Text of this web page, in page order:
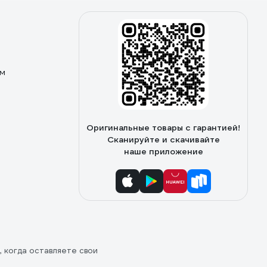
Оригинальные товары с гарантией!
Сканируйте и скачивайте
наше приложение
когда оставляете свои